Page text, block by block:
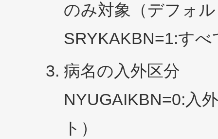
のみ対象（デフォ
SRYKAKBN=1:す
病名の入外区分
NYUGAIKBN=0:入
ト）